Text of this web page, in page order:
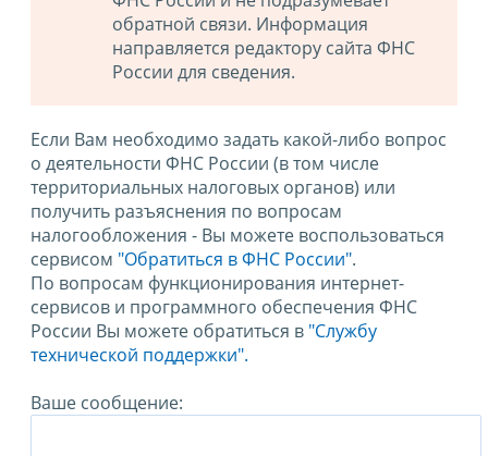
обратной связи. Информация
направляется редактору сайта ФНС
России для сведения.
Если Вам необходимо задать какой-либо вопрос
о деятельности ФНС России (в том числе
территориальных налоговых органов) или
получить разъяснения по вопросам
налогообложения - Вы можете воспользоваться
сервисом "Обратиться в ФНС России".
По вопросам функционирования интернет-
сервисов и программного обеспечения ФНС
России Вы можете обратиться в "Службу
технической поддержки".
Ваше сообщение: